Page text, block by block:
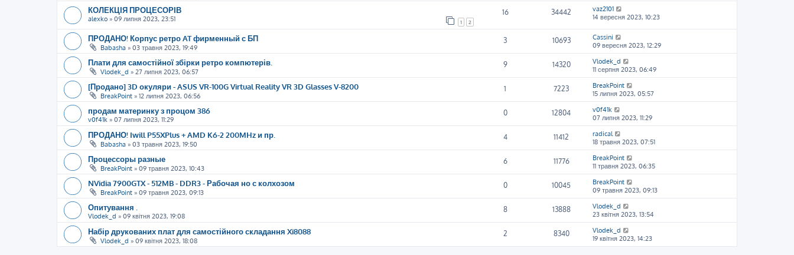
КОЛЕКЦІЯ ПРОЦЕСОРІВ
alexko » 09 липня 2023, 23:51 1 2
16 34442
vaz2101
14 вересня 2023, 10:23
ПРОДАНО! Корпус ретро AT фирменный с БП
Babasha » 03 травня 2023, 19:49
3 10693
Cassini
09 вересня 2023, 12:29
Плати для самостійної збірки ретро компютерів.
Vlodek_d » 27 липня 2023, 06:57
9 14320
Vlodek_d
11 серпня 2023, 06:49
[Продано] 3D окуляри - ASUS VR-100G Virtual Reality VR 3D Glasses V-8200
BreakPoint » 12 липня 2023, 06:56
1 7223
BreakPoint
15 липня 2023, 05:57
продам материнку з процом 386
v0f41k » 07 липня 2023, 11:29
0 12804
v0f41k
07 липня 2023, 11:29
ПРОДАНО! Iwill P55XPlus + AMD K6-2 200MHz и пр.
Babasha » 03 травня 2023, 19:50
4 11412
radical
18 травня 2023, 07:51
Процессоры разные
BreakPoint » 09 травня 2023, 10:43
6 11776
BreakPoint
11 травня 2023, 06:35
NVidia 7900GTX - 512MB - DDR3 - Рабочая но с колхозом
BreakPoint » 09 травня 2023, 09:13
0 10045
BreakPoint
09 травня 2023, 09:13
Опитування .
Vlodek_d » 09 квітня 2023, 19:08
8 13888
Vlodek_d
23 квітня 2023, 13:54
Набір друкованих плат для самостійного складання Xi8088
Vlodek_d » 09 квітня 2023, 18:08
2 8340
Vlodek_d
19 квітня 2023, 14:23